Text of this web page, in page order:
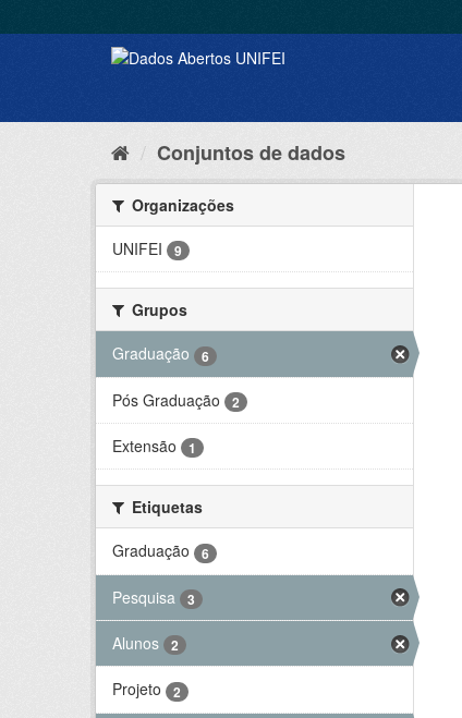
Conjuntos de dados
Organizações
UNIFEI
9
Grupos
Graduação
6
Pós Graduação 2
Extensão 1
Etiquetas
Graduação
6
Pesquisa 3
Alunos 2
Projeto 2